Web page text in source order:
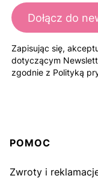
Dołącz do
Zapisując się,
dotyczącym
zgodnie z Polityką
Linki w
POMOC
Zwroty i